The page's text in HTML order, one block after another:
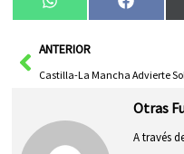
Compartir
en
WhatsApp
en
AntANTERIOR
Otras
A través